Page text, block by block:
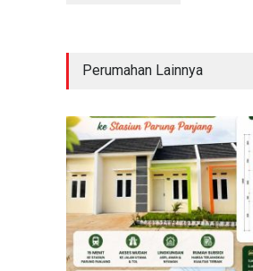
Perumahan Lainnya